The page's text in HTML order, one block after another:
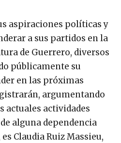
aspiraciones políticas y
a sus partidos en la
de Guerrero, diversos
públicamente su
en las próximas
argumentando
actuales actividades
alguna dependencia
Claudia Ruiz Massieu,